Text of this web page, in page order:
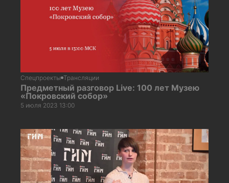
Спецпроекты Трансляции
Предметный разговор Live: 100 лет Музею
«Покровский собор»
5 июля 2023 13:00